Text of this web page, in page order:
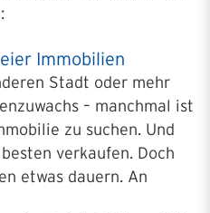
Immobilien
Stadt oder mehr
– manchmal ist
zu suchen. Und
verkaufen. Doch
etwas dauern. An